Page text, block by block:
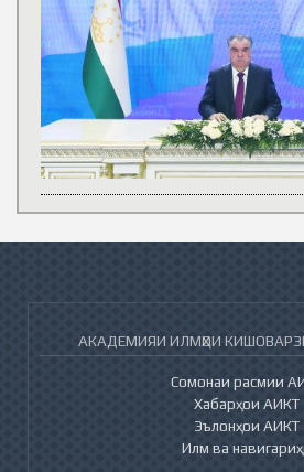
АКАДЕМИЯИ ИЛМҲОИ
Сомонаи расмии
Хабарҳои АИКТ
Эълонҳои АИКТ
Илм ва